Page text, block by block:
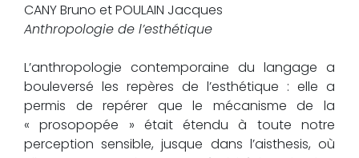
CANY Bruno et POULAIN Jacques
Anthropologie de l’esthétique
L’anthropologie contemporaine du langage a
bouleversé les repères de l’esthétique : elle a
permis de repérer que le mécanisme de la
« prosopopée » était étendu à toute notre
perception sensible, jusque dans l’aisthesis, où